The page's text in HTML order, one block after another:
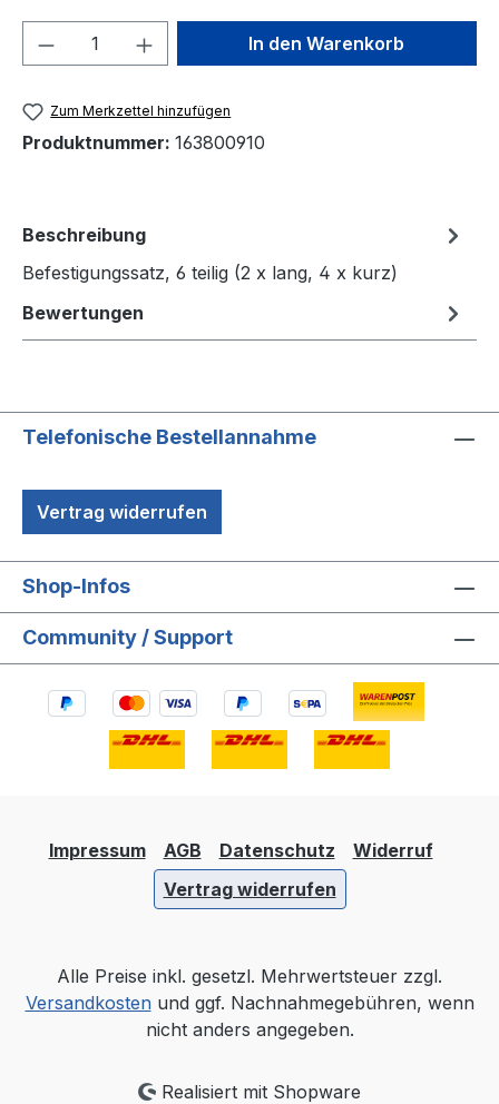
Produkt Anzahl: Gib denIn den Warenkorb
Zum Merkzettel hinzufügen
Produktnummer: 163800910
Beschreibung
Befestigungssatz, 6 teilig (2 x lang, 4 x kurz)
Bewertungen
Telefonische Bestellannahme
Vertrag widerrufen
Shop-Infos
Community / Support
Impressum AGB Datenschutz
Widerruf
Vertrag widerrufen
Alle Preise inkl. gesetzl. Mehrwertsteuer zzgl.
Versandkostenund ggf. Nachnahmegebühren, wenn
nicht anders angegeben.
Realisiert mit Shopware